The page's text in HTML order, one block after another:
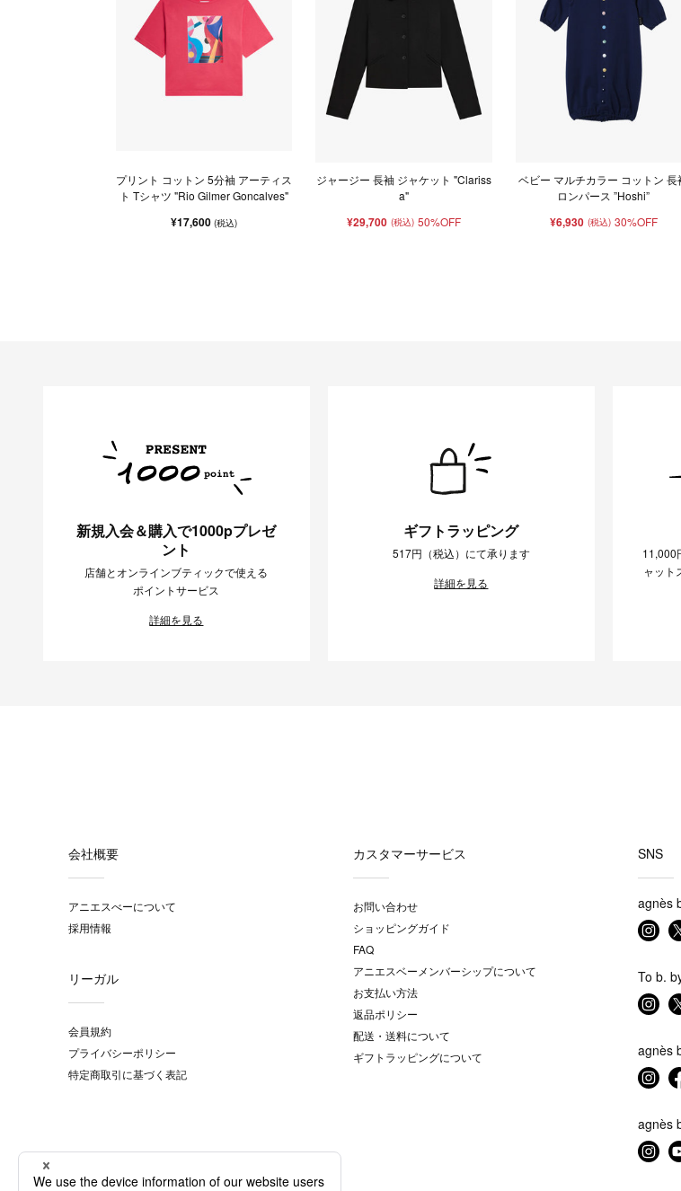
プリント コットン 5分袖 アーティス
ト Tシャツ "Rio Gilmer Goncalves"
¥17,600(税込)
ジャージー 長袖 ジャケット "Clariss
a"
¥29,700 (税込) 50%OFF
ベビー マルチカラー コットン 長
ロンパース ”Hoshi”
¥6,930 (税込) 30%OFF
新規入会＆購入で1000pプレゼ
ント
店舗とオンラインブティックで使える
ポイントサービス
詳細を見る
ギフトラッピング
517円（税込）にて承ります
詳細を見る
11,000
ャット
会社概要
アニエスべーについて
採用情報
リーガル
会員規約
プライバシーポリシー
特定商取引に基づく表記
カスタマーサービス
お問い合わせ
ショッピングガイド
FAQ
アニエスベーメンバーシップについて
お支払い方法
返品ポリシー
配送・送料について
ギフトラッピングについて
SNS
agnès
To b.
agnès
agnès